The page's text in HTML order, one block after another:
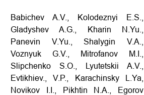
Babichev A.V., Kolodeznyi E.S.,
Gladyshev A.G., Kharin N.Yu.,
Panevin V.Yu., Shalygin V.A.,
Voznyuk G.V., Mitrofanov M.I.,
Slipchenko S.O., Lyutetskii A.V.,
Evtikhiev., V.P., Karachinsky L.Ya,
Novikov I.I., Pikhtin N.A., Egorov